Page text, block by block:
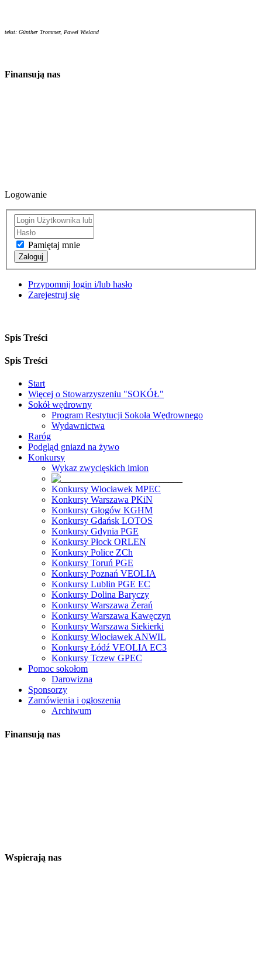
tekst: Günther Trommer, Paweł Wieland
Finansują nas
Logowanie
Pamiętaj mnie
Zaloguj
Przypomnij login i/lub hasło
Zarejestruj się
Spis Treści
Spis Treści
Start
Więcej o Stowarzyszeniu "SOKÓŁ"
Sokół wędrowny
Program Restytucji Sokoła Wędrownego
Wydawnictwa
Raróg
Podgląd gniazd na żywo
Konkursy
Wykaz zwycięskich imion
Konkursy Włocławek MPEC
Konkursy Warszawa PKiN
Konkursy Głogów KGHM
Konkursy Gdańsk LOTOS
Konkursy Gdynia PGE
Konkursy Płock ORLEN
Konkursy Police ZCh
Konkursy Toruń PGE
Konkursy Poznań VEOLIA
Konkursy Lublin PGE EC
Konkursy Dolina Baryczy
Konkursy Warszawa Żerań
Konkursy Warszawa Kawęczyn
Konkursy Warszawa Siekierki
Konkursy Włocławek ANWIL
Konkursy Łódź VEOLIA EC3
Konkursy Tczew GPEC
Pomoc sokołom
Darowizna
Sponsorzy
Zamówienia i ogłoszenia
Archiwum
Finansują nas
Wspierają nas